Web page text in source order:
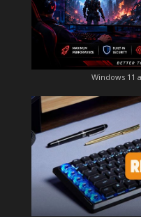
Windows 11